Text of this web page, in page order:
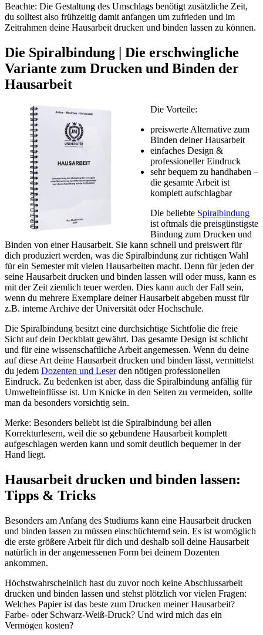
Beachte: Die Gestaltung des Umschlags benötigt zusätzliche Zeit,
du solltest also frühzeitig damit anfangen um zufrieden und im
Zeitrahmen deine Hausarbeit drucken und binden lassen zu können.
Die Spiralbindung | Die erschwingliche
Variante zum Drucken und Binden der
Hausarbeit
Die Vorteile:
preiswerte Alternative zum
Binden deiner Hausarbeit
einfaches Design &
professioneller Eindruck
sehr bequem zu handhaben –
die gesamte Arbeit ist
komplett aufschlagbar
Die beliebte Spiralbindung
ist oftmals die preisgünstigste
Bindung zum Drucken und
Binden von einer Hausarbeit. Sie kann schnell und preiswert für
dich produziert werden, was die Spiralbindung zur richtigen Wahl
für ein Semester mit vielen Hausarbeiten macht. Denn für jeden der
seine Hausarbeit drucken und binden lassen will oder muss, kann es
mit der Zeit ziemlich teuer werden. Dies kann auch der Fall sein,
wenn du mehrere Exemplare deiner Hausarbeit abgeben musst für
z.B. interne Archive der Universität oder Hochschule.
Die Spiralbindung besitzt eine durchsichtige Sichtfolie die freie
Sicht auf dein Deckblatt gewährt. Das gesamte Design ist schlicht
und für eine wissenschaftliche Arbeit angemessen. Wenn du deine
auf diese Art deine Hausarbeit drucken und binden lässt, vermittelst
du jedem Dozenten und Leserden nötigen professionellen
Eindruck. Zu bedenken ist aber, dass die Spiralbindung anfällig für
Umwelteinflüsse ist. Um Knicke in den Seiten zu vermeiden, sollte
man da besonders vorsichtig sein.
Merke: Besonders beliebt ist die Spiralbindung bei allen
Korrekturlesern, weil die so gebundene Hausarbeit komplett
aufgeschlagen werden kann und somit deutlich bequemer in der
Hand liegt.
Hausarbeit drucken und binden lassen:
Tipps & Tricks
Besonders am Anfang des Studiums kann eine Hausarbeit drucken
und binden lassen zu müssen einschüchternd sein. Es ist womöglich
die erste größere Arbeit für dich und deshalb soll deine Hausarbeit
natürlich in der angemessenen Form bei deinem Dozenten
ankommen.
Höchstwahrscheinlich hast du zuvor noch keine Abschlussarbeit
drucken und binden lassen und stehst plötzlich vor vielen Fragen:
Welches Papier ist das beste zum Drucken meiner Hausarbeit?
Farbe- oder Schwarz-Weiß-Druck? Und wird mich das ein
Vermögen kosten?